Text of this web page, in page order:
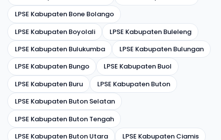
LPSE Kabupaten Bone Bolango
LPSE Kabupaten Boyolali
LPSE Kabupaten Buleleng
LPSE Kabupaten Bulukumba
LPSE Kabupaten Bulungan
LPSE Kabupaten Bungo
LPSE Kabupaten Buol
LPSE Kabupaten Buru
LPSE Kabupaten Buton
LPSE Kabupaten Buton Selatan
LPSE Kabupaten Buton Tengah
LPSE Kabupaten Buton Utara
LPSE Kabupaten Ciamis